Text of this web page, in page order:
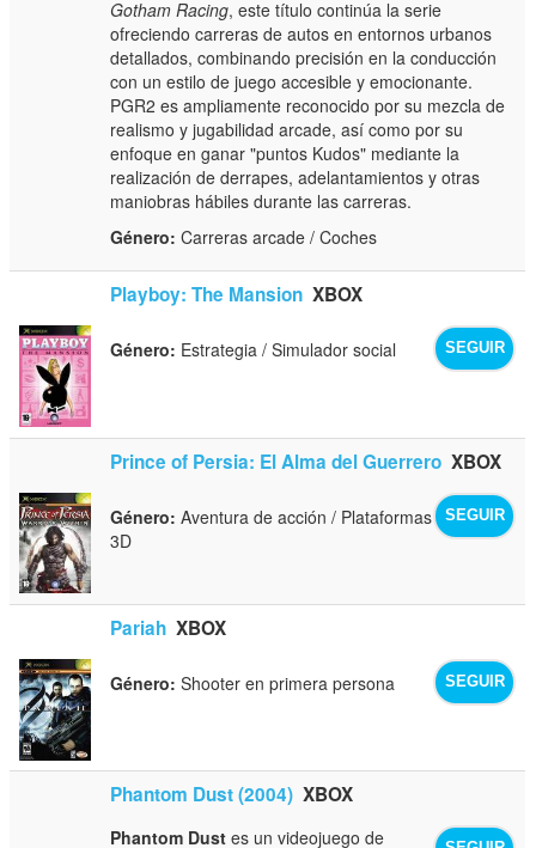
Gotham Racing, este título continúa la serie
ofreciendo carreras de autos en entornos urbanos
detallados, combinando precisión en la conducción
con un estilo de juego accesible y emocionante.
PGR2 es ampliamente reconocido por su mezcla de
realismo y jugabilidad arcade, así como por su
enfoque en ganar "puntos Kudos" mediante la
realización de derrapes, adelantamientos y otras
maniobras hábiles durante las carreras.
Género: Carreras arcade / Coches
Playboy: The Mansion XBOX
SEGUIR
Género: Estrategia / Simulador social
Prince of Persia: El Alma del Guerrero XBOX
SEGUIR
Género: Aventura de acción / Plataformas
3D
Pariah XBOX
SEGUIR
Género: Shooter en primera persona
Phantom Dust (2004) XBOX
Phantom Dust es un videojuego de